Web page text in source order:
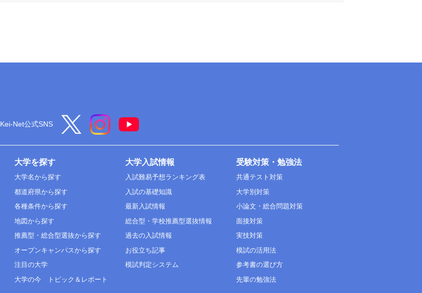
Kei-Net公式SNS
大学を探す
大学名から探す
都道府県から探す
各種条件から探す
地図から探す
推薦型・総合型選抜から探す
オープンキャンパスから探す
注目の大学
大学の今 トピック＆レポート
大学入試情報
入試難易予想ランキング表
入試の基礎知識
最新入試情報
総合型・学校推薦型選抜情報
過去の入試情報
お役立ち記事
模試判定システム
受験対策・勉強法
共通テスト対策
大学別対策
小論文・総合問題対策
面接対策
実技対策
模試の活用法
参考書の選び方
先輩の勉強法